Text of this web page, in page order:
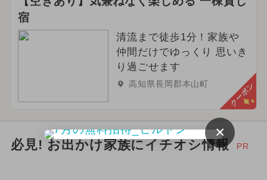
宿
清流まで徒歩1分！家族や
仲間だけでゆっくり 思いき
り過ごせます
高知県長岡郡本山町 クーポン
必見! お出かけ家族にイチオシ情報 PR
×